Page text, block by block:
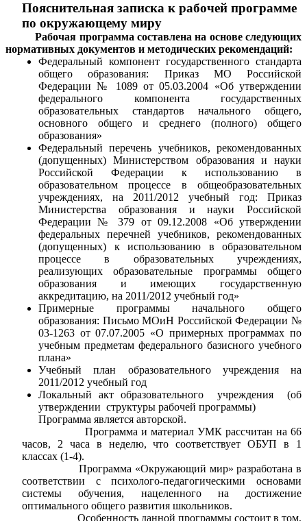
Пояснительная записка к рабочей программе
по окружающему миру
Рабочая программа составлена на основе следующих
нормативных документов и методических рекомендаций:
Федеральный компонент государственного стандарта
общего образования: Приказ МО Российской
Федерации № 1089 от 05.03.2004 «Об утверждении
федерального компонента государственных
образовательных стандартов начального общего,
основного общего и среднего (полного) общего
образования»
Федеральный перечень учебников, рекомендованных
(допущенных) Министерством образования и науки
Российской Федерации к использованию в
образовательном процессе в общеобразовательных
учреждениях, на 2011/2012 учебный год: Приказ
Министерства образования и науки Российской
Федерации № 379 от 09.12.2008 «Об утверждении
федеральных перечней учебников, рекомендованных
(допущенных) к использованию в образовательном
процессе в образовательных учреждениях,
реализующих образовательные программы общего
образования и имеющих государственную
аккредитацию, на 2011/2012 учебный год»
Примерные программы начального общего
образования: Письмо МОиН Российской Федерации №
03-1263 от 07.07.2005 «О примерных программах по
учебным предметам федерального базисного учебного
плана»
Учебный план образовательного учреждения на
2011/2012 учебный год
Локальный акт образовательного учреждения (об
утверждении структуры рабочей программы)
Программа является авторской.
Программа и материал УМК рассчитан на 66
часов, 2 часа в неделю, что соответствует ОБУП в 1
классах (1-4).
Программа «Окружающий мир» разработана в
соответствии с психолого-педагогическими основами
системы обучения, нацеленного на достижение
оптимального общего развития школьников.
Особенность данной программы состоит в том,